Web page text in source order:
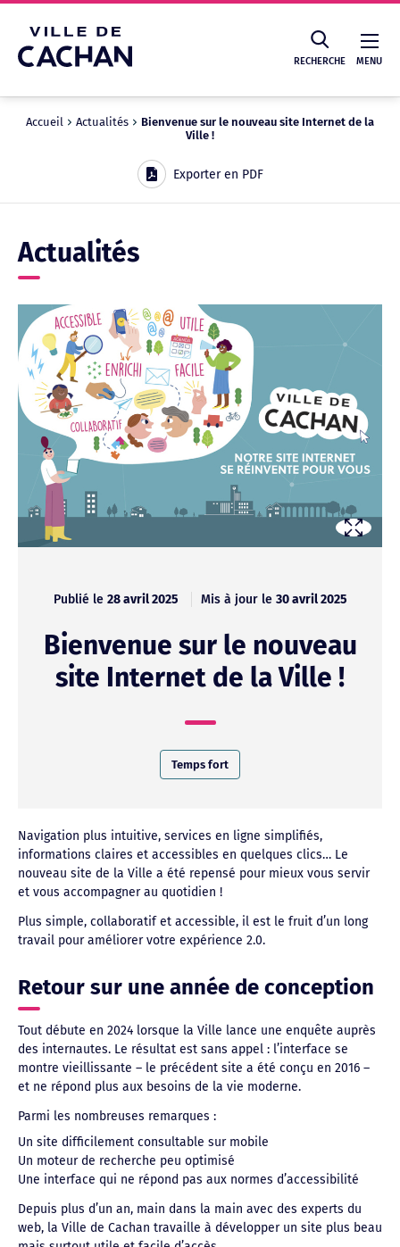
RECHERCHE MENU
Accueil Actualités
Bienvenue sur le nouveau site Internet de la
Ville !
Exporter en PDF
Actualités
Publié le 28 avril 2025 Mis à jour le 30 avril 2025
Bienvenue sur le nouveau
site Internet de la Ville !
Temps fort
Navigation plus intuitive, services en ligne simplifiés,
informations claires et accessibles en quelques clics… Le
nouveau site de la Ville a été repensé pour mieux vous servir
et vous accompagner au quotidien !
Plus simple, collaboratif et accessible, il est le fruit d’un long
travail pour améliorer votre expérience 2.0.
Retour sur une année de conception
Tout débute en 2024 lorsque la Ville lance une enquête auprès
des internautes. Le résultat est sans appel : l’interface se
montre vieillissante – le précédent site a été conçu en 2016 –
et ne répond plus aux besoins de la vie moderne.
Parmi les nombreuses remarques :
Un site difficilement consultable sur mobile
Un moteur de recherche peu optimisé
Une interface qui ne répond pas aux normes d’accessibilité
Depuis plus d’un an, main dans la main avec des experts du
web, la Ville de Cachan travaille à développer un site plus beau
Cookies management panel